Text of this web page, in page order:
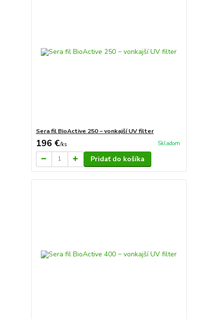
Sera fil BioActive 250 − vonkajší UV filter
196 €/ks Skladom
Pridať do košíka